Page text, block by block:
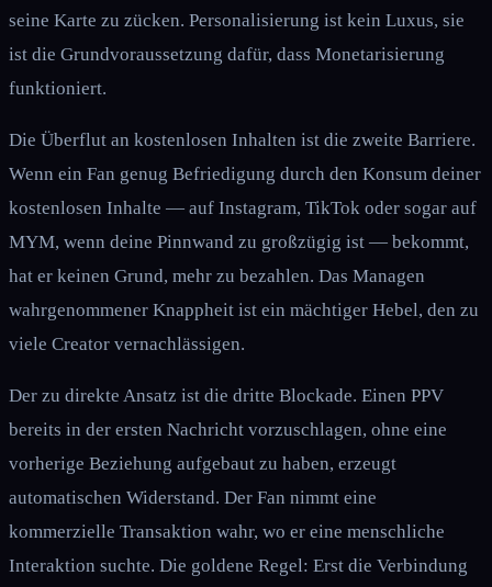
seine Karte zu zücken. Personalisierung ist kein Luxus, sie
ist die Grundvoraussetzung dafür, dass Monetarisierung
funktioniert.
Die Überflut an kostenlosen Inhalten ist die zweite Barriere.
Wenn ein Fan genug Befriedigung durch den Konsum deiner
kostenlosen Inhalte — auf Instagram, TikTok oder sogar auf
MYM, wenn deine Pinnwand zu großzügig ist — bekommt,
hat er keinen Grund, mehr zu bezahlen. Das Managen
wahrgenommener Knappheit ist ein mächtiger Hebel, den zu
viele Creator vernachlässigen.
Der zu direkte Ansatz ist die dritte Blockade. Einen PPV
bereits in der ersten Nachricht vorzuschlagen, ohne eine
vorherige Beziehung aufgebaut zu haben, erzeugt
automatischen Widerstand. Der Fan nimmt eine
kommerzielle Transaktion wahr, wo er eine menschliche
Interaktion suchte. Die goldene Regel: Erst die Verbindung